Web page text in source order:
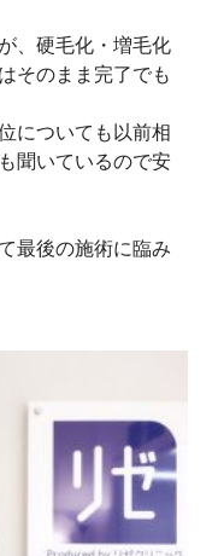
、硬毛化・増毛化
そのまま完了でも
についても以前相
聞いているので安
最後の施術に臨み